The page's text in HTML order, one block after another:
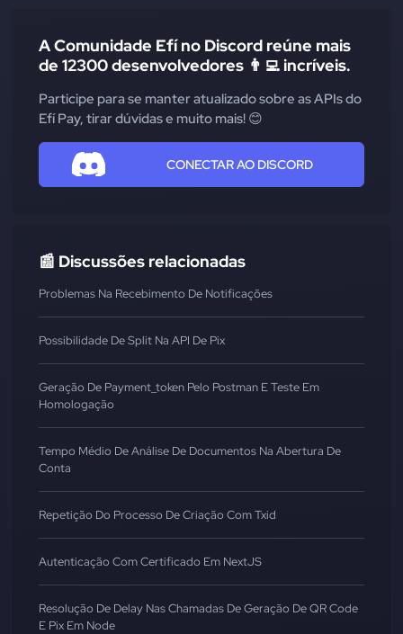
A Comunidade Efí no Discord reúne mais
de 12300 desenvolvedores 👨‍💻 incríveis.
Participe para se manter atualizado sobre as APIs do
Efí Pay, tirar dúvidas e muito mais! 😊
CONECTAR AO DISCORD
📰 Discussões relacionadas
Problemas Na Recebimento De Notificações
Possibilidade De Split Na API De Pix
Geração De Payment_token Pelo Postman E Teste Em
Homologação
Tempo Médio De Análise De Documentos Na Abertura De
Conta
Repetição Do Processo De Criação Com Txid
Autenticação Com Certificado Em NextJS
Resolução De Delay Nas Chamadas De Geração De QR Code
E Pix Em Node